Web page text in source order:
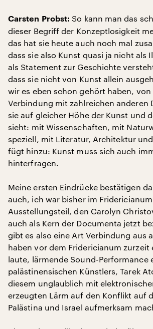
Carsten Probst: So kann man das
dieser Begriff der Konzeptlosigkeit
das hat sie heute auch noch mal
dass sie also Kunst quasi ja nicht als
als Statement zur Geschichte
dass sie nicht von Kunst allein
wir es eben schon gehört haben, von
Verbindung mit zahlreichen anderen
sie auf gleicher Höhe der Kunst und
sieht: mit Wissenschaften, mit
speziell, mit Literatur, Architektur
fügt hinzu: Kunst muss sich auch
hinterfragen.
Meine ersten Eindrücke bestätigen
auch, ich war bisher im
Ausstellungsteil, den Carolyn
auch als Kern der Documenta jetzt
gibt es also eine Art Verbindung aus
haben vor dem Fridericianum zurzeit
laute, lärmende Sound-Performance
palästinensischen Künstlers, Tarek
diesem unglaublich mit
erzeugten Lärm auf den Konflikt auf
Palästina und Israel aufmerksam